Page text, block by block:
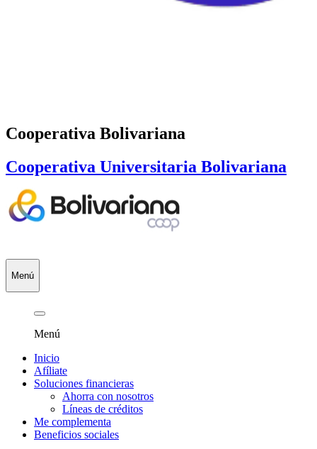
Cooperativa Bolivariana
Cooperativa Universitaria Bolivariana
Menú
Menú
Inicio
Afíliate
Soluciones financieras
Ahorra con nosotros
Líneas de créditos
Me complementa
Beneficios sociales